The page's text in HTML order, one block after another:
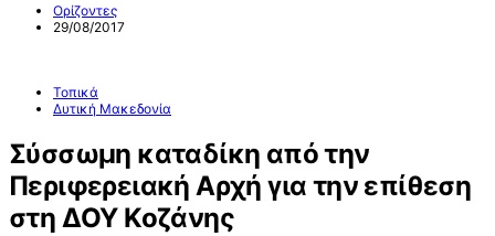
Ορίζοντες
29/08/2017
Τοπικά
Δυτική Μακεδονία
Σύσσωμη καταδίκη από την
Περιφερειακή Αρχή για την επίθεση
στη ΔΟΥ Κοζάνης